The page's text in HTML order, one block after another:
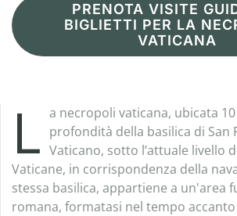
PRENOTA VISITE
BIGLIETTI PER LA
VATICANA
L a necropoli vaticana, ubicata
profondità della basilica di San
Vaticano, sotto l’attuale livello
Vaticane, in corrispondenza della
stessa basilica, appartiene a un'area
romana, formatasi nel tempo